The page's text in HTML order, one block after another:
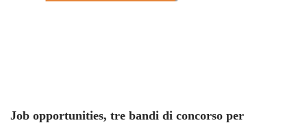
Job opportunities, tre bandi di concorso per